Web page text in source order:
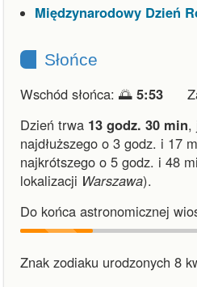
Międzynarodowy Dzień
Słońce
Wschód słońca: 🌅 5:53
Dzień trwa 13 godz. 30 min,
najdłuższego o 3 godz. i 17
najkrótszego o 5 godz. i 48
lokalizacji Warszawa).
Do końca astronomicznej
Znak zodiaku urodzonych 8